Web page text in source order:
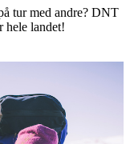
tur med andre? DNT
hele landet!